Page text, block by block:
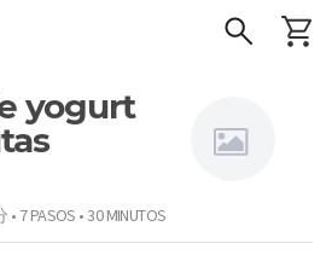
yogurt
• 7 PASOS • 30 MINUTOS